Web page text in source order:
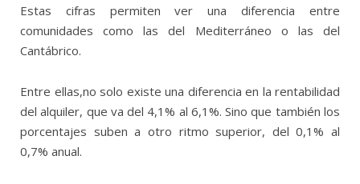
Estas cifras permiten ver una diferencia entre
comunidades como las del Mediterráneo o las del
Cantábrico.
Entre ellas,no solo existe una diferencia en la rentabilidad
del alquiler, que va del 4,1% al 6,1%. Sino que también los
porcentajes suben a otro ritmo superior, del 0,1% al
0,7% anual.